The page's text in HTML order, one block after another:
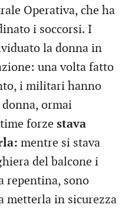
Operativa, che ha
i soccorsi. I
la donna in
una volta fatto
i militari hanno
ormai
forze stava
mentre si stava
del balcone i
repentina, sono
metterla in sicurezza